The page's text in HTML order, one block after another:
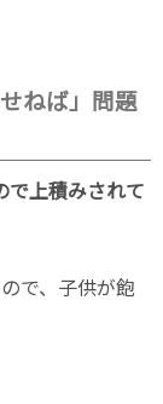
ねば」問題
で上積みされて
で、子供が飽